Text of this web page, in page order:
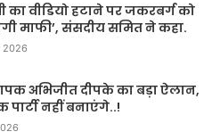
का वीडियो हटाने पर जकरबर्ग को
माफी’, संसदीय समित ने कहा.
2026
अभिजीत दीपके का बड़ा ऐलान,
पार्टी नहीं बनाएंगे..!